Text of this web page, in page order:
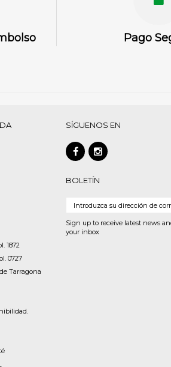
Pago
1872
0727
Tarragona
SÍGUENOS EN
BOLETÍN
Sign up to receive latest news
your inbox